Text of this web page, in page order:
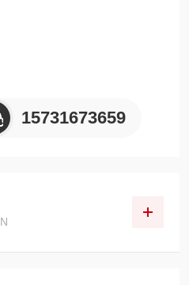
脉冲自洁除尘设备。滤料致密光
微尘效率高达 99.99%。
15731673659